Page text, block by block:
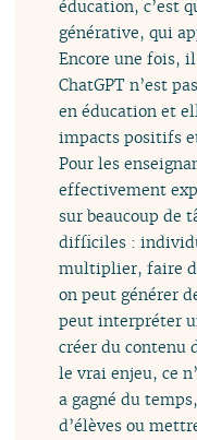
éducation, c’est
générative, qui
Encore une fois,
ChatGPT n’est
en éducation et
impacts positifs
Pour les
effectivement
sur beaucoup de
difficiles :
multiplier, faire
on peut générer
peut interpréter
créer du contenu
le vrai enjeu, ce
a gagné du
d’élèves ou